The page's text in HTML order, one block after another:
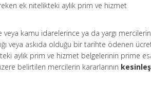
ek nitelikteki aylık prim ve hizmet
kamu idarelerince ya da yargı
veya askıda olduğu bir tarihte ödenen ücret
aylık prim ve hizmet belgelerinin prime
belirtilen mercilerin kararlarının